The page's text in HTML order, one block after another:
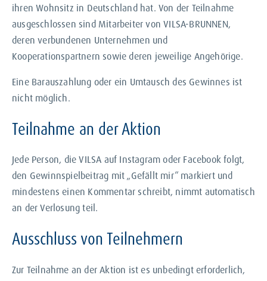
ihren Wohnsitz in Deutschland hat. Von der Teilnahme
ausgeschlossen sind Mitarbeiter von VILSA-BRUNNEN,
deren verbundenen Unternehmen und
Kooperationspartnern sowie deren jeweilige Angehörige.
Eine Barauszahlung oder ein Umtausch des Gewinnes ist
nicht möglich.
Teilnahme an der Aktion
Jede Person, die VILSA auf Instagram oder Facebook folgt,
den Gewinnspielbeitrag mit „Gefällt mir“ markiert und
mindestens einen Kommentar schreibt, nimmt automatisch
an der Verlosung teil.
Ausschluss von Teilnehmern
Zur Teilnahme an der Aktion ist es unbedingt erforderlich,